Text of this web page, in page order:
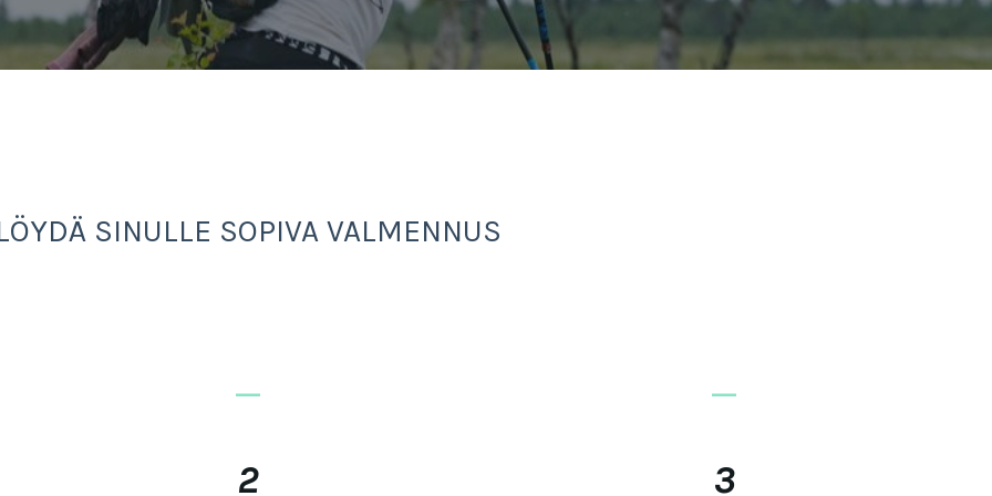
SINULLE SOPIVA VALMENNUS
_
2
_
3